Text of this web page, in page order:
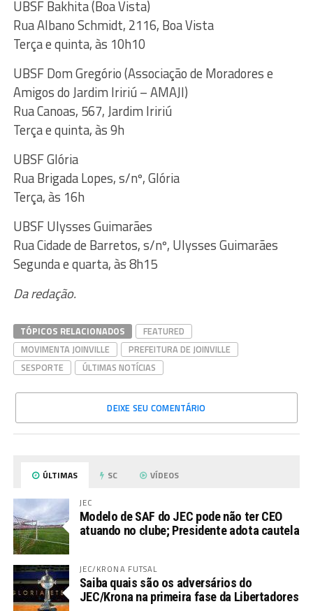
UBSF Bakhita (Boa Vista)
Rua Albano Schmidt, 2116, Boa Vista
Terça e quinta, às 10h10
UBSF Dom Gregório (Associação de Moradores e
Amigos do Jardim Iririú – AMAJI)
Rua Canoas, 567, Jardim Iririú
Terça e quinta, às 9h
UBSF Glória
Rua Brigada Lopes, s/nº, Glória
Terça, às 16h
UBSF Ulysses Guimarães
Rua Cidade de Barretos, s/nº, Ulysses Guimarães
Segunda e quarta, às 8h15
Da redação.
TÓPICOS RELACIONADOS
FEATURED
MOVIMENTA JOINVILLE
PREFEITURA DE JOINVILLE
SESPORTE
ÚLTIMAS NOTÍCIAS
DEIXE SEU COMENTÁRIO
ÚLTIMAS SC VÍDEOS
JEC
Modelo de SAF do JEC pode não ter CEO
atuando no clube; Presidente adota cautela
JEC/KRONA FUTSAL
Saiba quais são os adversários do
JEC/Krona na primeira fase da Libertadores